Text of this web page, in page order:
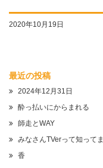
2020年10月19日
最近の投稿
2024年12月31日
酔っ払いにからまれる
師走とWAY
みなさんTVerって知って
香